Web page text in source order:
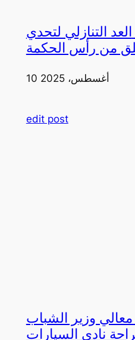
العد التنازلي لتحدي 𝐉𝐞𝐟𝐚𝐢𝐫𝐚 𝟒𝐱𝟒
من رأس الحكمة
10 أغسطس، 2025
edit post
وزير الشباب
نادي السيارات